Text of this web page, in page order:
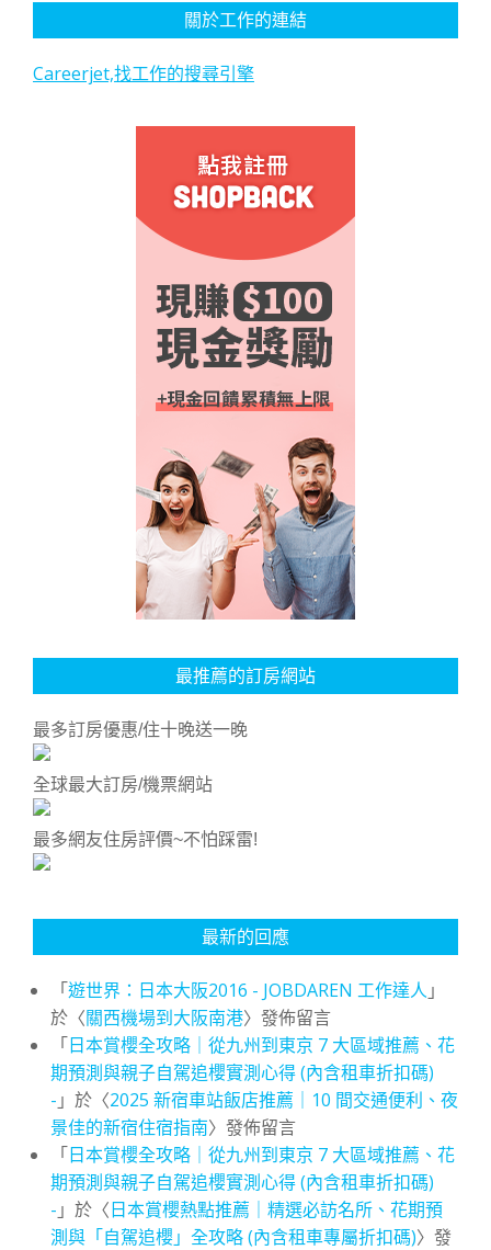
關於工作的連結
Careerjet,找工作的搜尋引擎
最推薦的訂房網站
最多訂房優惠/住十晚送一晚
全球最大訂房/機票網站
最多網友住房評價~不怕踩雷!
最新的回應
「遊世界：日本大阪2016 - JOBDAREN 工作達人 」
於〈關西機場到大阪南港〉發佈留言
「日本賞櫻全攻略｜從九州到東京 7 大區域推薦、花
期預測與親子自駕追櫻實測心得 (內含租車折扣碼)
- 」於〈2025 新宿車站飯店推薦｜10 間交通便利、夜
景佳的新宿住宿指南〉發佈留言
「日本賞櫻全攻略｜從九州到東京 7 大區域推薦、花
期預測與親子自駕追櫻實測心得 (內含租車折扣碼)
- 」於〈日本賞櫻熱點推薦｜精選必訪名所、花期預
測與「自駕追櫻」全攻略 (內含租車專屬折扣碼)〉發